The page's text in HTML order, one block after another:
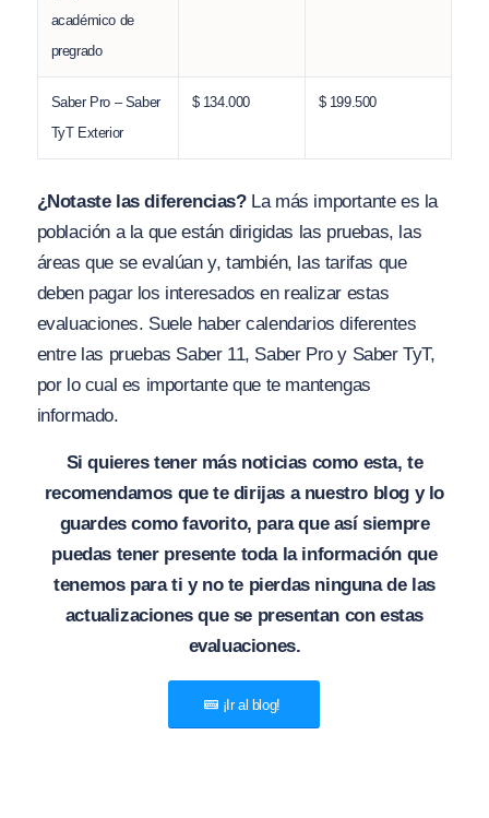
académico de
pregrado
Saber Pro – Saber
TyT Exterior
$ 134.000 $ 199.500
¿Notaste las diferencias?La más importante es la
población a la que están dirigidas las pruebas, las
áreas que se evalúan y, también, las tarifas que
deben pagar los interesados en realizar estas
evaluaciones. Suele haber calendarios diferentes
entre las pruebas Saber 11, Saber Pro y Saber TyT,
por lo cual es importante que te mantengas
informado.
Si quieres tener más noticias como esta, te
recomendamos que te dirijas a nuestro blog y lo
guardes como favorito, para que así siempre
puedas tener presente toda la información que
tenemos para ti y no te pierdas ninguna de las
actualizaciones que se presentan con estas
evaluaciones.
¡Ir al blog!